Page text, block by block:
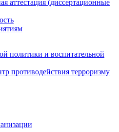
аттестация (диссертационные
политики и воспитательной
противодействия терроризму